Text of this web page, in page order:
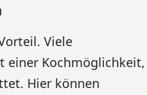
Viele
einer Kochmöglichkeit,
Hier können